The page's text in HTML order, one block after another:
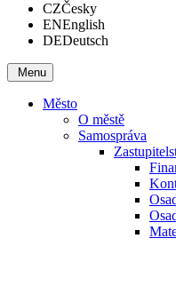
CZČesky
ENEnglish
DEDeutsch
Menu
Město
O městě
Samospráva